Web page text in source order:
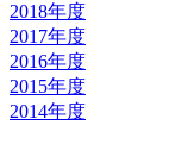
2018年度
2017年度
2016年度
2015年度
2014年度